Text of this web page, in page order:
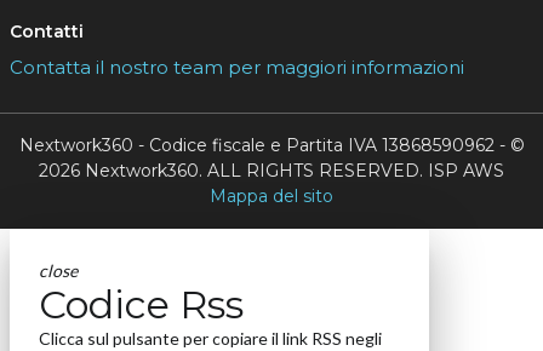
Contatti
Contatta il nostro team per maggiori informazioni
Nextwork360 - Codice fiscale e Partita IVA 13868590962 - ©
2026 Nextwork360. ALL RIGHTS RESERVED. ISP AWS
Mappa del sito
close
Codice Rss
Clicca sul pulsante per copiare il link RSS negli